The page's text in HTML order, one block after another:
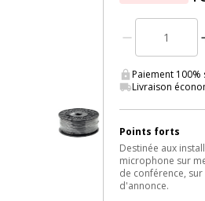
Paiement
Livraison
Points forts
Destinée aux
microphone sur
de conférence,
d'annonce.